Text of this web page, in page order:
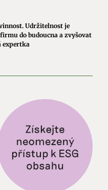
Udržitelnost je
do budoucna a zvyšovat
expertka